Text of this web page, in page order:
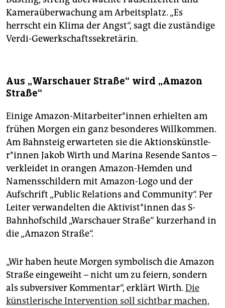
Kameraüberwachung am Arbeitsplatz. „Es
herrscht ein Klima der Angst“, sagt die zuständige
Verdi-Gewerkschaftssekretärin.
Aus „Warschauer Straße“ wird „Amazon
Straße“
Einige Amazon-Mit­ar­bei­te­r*in­nen erhielten am
frühen Morgen ein ganz besonderes Willkommen.
Am Bahnsteig erwarteten sie die Ak­ti­ons­künst­le­
r*in­nen Jakob Wirth und Marina Resende Santos –
verkleidet in orangen Amazon-Hemden und
Namensschildern mit Amazon-Logo und der
Aufschrift „Public Relations and Community“. Per
Leiter verwandelten die Ak­ti­vis­t*in­nen das S-
Bahnhofschild „Warschauer Straße“ kurzerhand in
die „Amazon Straße“.
„Wir haben heute Morgen symbolisch die Amazon
Straße eingeweiht – nicht um zu feiern, sondern
als subversiver Kommentar“, erklärt Wirth. Die
künstlerische Intervention soll sichtbar machen,